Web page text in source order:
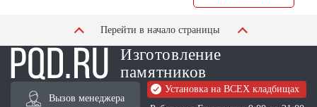
Перейти в начало страницы
Изготовление
памятников
Вызов менеджера
Установка на ВСЕХ кладбищах